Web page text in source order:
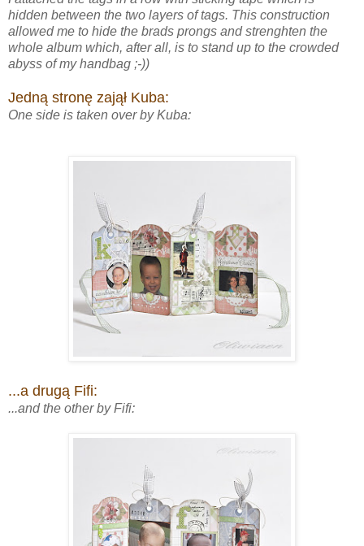
hidden between the two layers of tags. This construction
allowed me to hide the brads prongs and strenghten the
whole album which, after all, is to stand up to the crowded
abyss of my handbag ;-))
Jedną stronę zajął Kuba:
One side is taken over by Kuba:
...a drugą Fifi:
...and the other by Fifi: